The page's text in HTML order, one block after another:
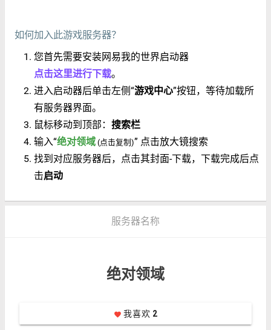
如何加入此游戏服务器？
您首先需要安装网易我的世界启动器
点击这里进行下载。
进入启动器后单击左侧“游戏中心”按钮，等待加载所
有服务器界面。
鼠标移动到顶部： 搜索栏
输入“绝对领域 (点击复制)” 点击放大镜搜索
找到对应服务器后，点击其封面-下载，下载完成后点
击启动
服务器名称
绝对领域
favorite 我喜欢 2